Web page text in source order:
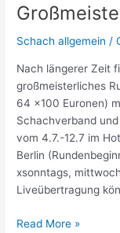
Schach allgemein /
Nach längerer Zeit
großmeisterliches
64 x100 Euronen)
Schachverband
vom 4.7.-12.7 im
Berlin
xsonntags,
Liveübertragung
Großmeisterturnier
Read More »